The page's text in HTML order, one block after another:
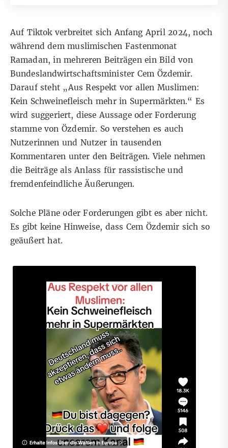
Auf Tiktok verbreitet sich Anfang April 2024, noch
während dem muslimischen Fastenmonat
Ramadan,in mehreren Beiträgen ein Bild von
Bundeslandwirtschaftsminister Cem Özdemir.
Darauf steht „Aus Respekt vor allen Muslimen:
Kein Schweinefleisch mehr in Supermärkten.“ Es
wird suggeriert, diese Aussage oder Forderung
stamme von Özdemir. So verstehen es auch
Nutzerinnen und Nutzer in tausenden
Kommentaren unter den Beiträgen. Viele nehmen
die Beiträge als Anlass für rassistische und
fremdenfeindliche Äußerungen.
Solche Pläne oder Forderungen gibt es aber nicht.
Es gibt keine Hinweise, dass Cem Özdemir sich so
geäußert hat.